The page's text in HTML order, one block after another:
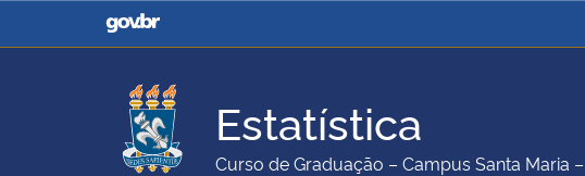
Casa Civil
Ministério da Justiça e
Ministério da Agricultura,
Pecuária e Abastecimento
Ministério da Educação
Estatística
Curso de Graduação – Campus Santa Maria